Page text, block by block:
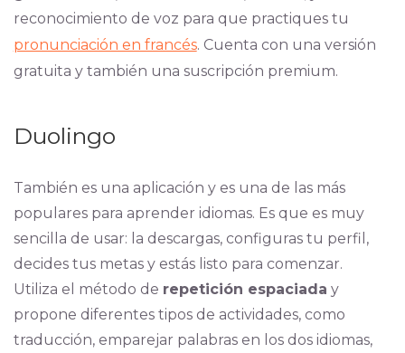
reconocimiento de voz para que practiques tu
pronunciación en francés. Cuenta con una versión
gratuita y también una suscripción premium.
Duolingo
También es una aplicación y es una de las más
populares para aprender idiomas. Es que es muy
sencilla de usar: la descargas, configuras tu perfil,
decides tus metas y estás listo para comenzar.
Utiliza el método de repetición espaciada y
propone diferentes tipos de actividades, como
traducción, emparejar palabras en los dos idiomas,